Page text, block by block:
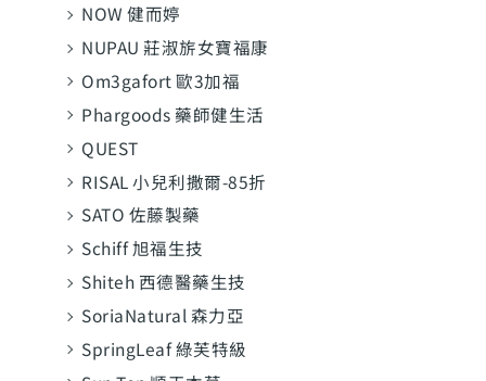
NOW 健而婷
NUPAU 莊淑旂女寶福康
Om3gafort 歐3加福
Phargoods 藥師健生活
QUEST
RISAL 小兒利撒爾-85折
SATO 佐藤製藥
Schiff 旭福生技
Shiteh 西德醫藥生技
SoriaNatural 森力亞
SpringLeaf 綠芙特級